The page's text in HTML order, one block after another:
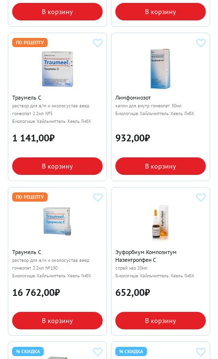
В корзину В корзину
ПО РЕЦЕПТУ
Траумель С
раствор для в/м и околосустав введ
гомеопат 2.2мл №5
Биологише Хайльмиттель Хеель ГмбХ
1 141,00₽
В корзину
Лимфомиозот
капли для внутр гомеопат 30мл
Биологише Хайльмиттель Хеель ГмбХ
932,00₽
В корзину
ПО РЕЦЕПТУ
Траумель С
раствор для в/м и околосустав введ
гомеопат 2.2мл №100
Биологише Хайльмиттель Хеель ГмбХ
16 762,00₽
В корзину
Эуфорбиум Композитум
Назентропфен С
спрей наз 20мл
Биологише Хайльмиттель Хеель ГмбХ
652,00₽
В корзину
% СКИДКА % СКИДКА